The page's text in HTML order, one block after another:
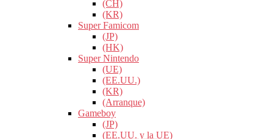
(CH)
(KR)
Super Famicom
(JP)
(HK)
Super Nintendo
(UE)
(EE.UU.)
(KR)
(Arranque)
Gameboy
(JP)
(EE.UU. y la UE)